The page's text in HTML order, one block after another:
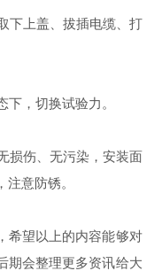
上盖、拔插电缆、打
，切换试验力。
伤、无污染，安装面
意防锈。
望以上的内容能够对
期会整理更多资讯给大